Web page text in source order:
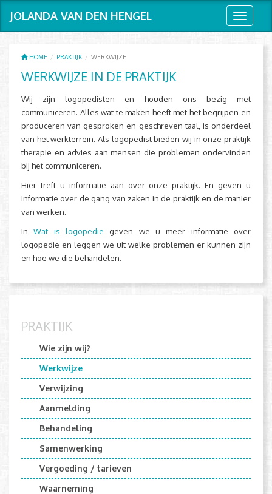
Toggle
JOLANDA VAN DEN HENGEL
HOME PRAKTIJK WERKWIJZE
WERKWIJZE IN DE PRAKTIJK
Wij zijn logopedisten en houden ons bezig met
communiceren. Alles wat te maken heeft met het begrijpen en
produceren van gesproken en geschreven taal, is onderdeel
van het werkterrein. Als logopedist bieden wij in onze praktijk
therapie en advies aan mensen die problemen ondervinden
bij het communiceren.
Hier treft u informatie aan over onze praktijk. En geven u
informatie over de gang van zaken in de praktijk en de manier
van werken.
InWat is logopedie geven we u meer informatie over
logopedie en leggen we uit welke problemen er kunnen zijn
en hoe we die behandelen.
PRAKTIJK
Wie zijn wij?
Werkwijze
Verwijzing
Aanmelding
Behandeling
Samenwerking
Vergoeding / tarieven
Waarneming